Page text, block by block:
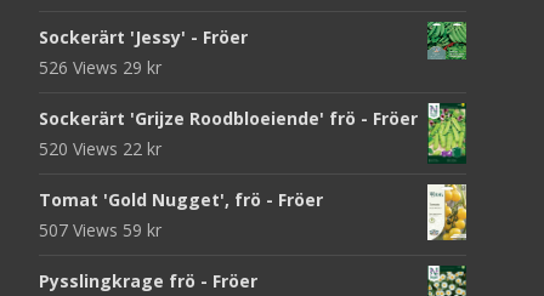
Sockerärt 'Jessy' - Fröer
526 Views 29 kr
Sockerärt 'Grijze Roodbloeiende' frö - Fröer
520 Views 22 kr
Tomat 'Gold Nugget', frö - Fröer
507 Views 59 kr
Pysslingkrage frö - Fröer